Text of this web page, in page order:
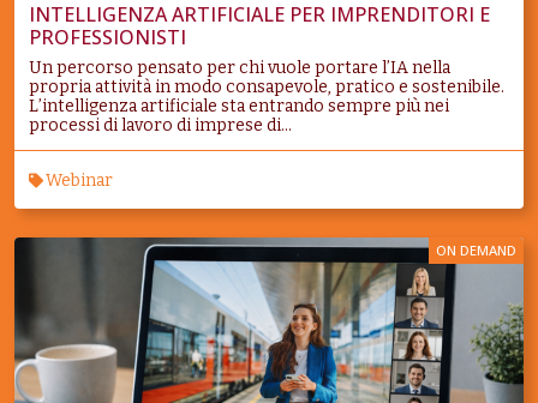
INTELLIGENZA ARTIFICIALE PER IMPRENDITORI E
PROFESSIONISTI
Un percorso pensato per chi vuole portare l’IA nella
propria attività in modo consapevole, pratico e sostenibile.
L’intelligenza artificiale sta entrando sempre più nei
processi di lavoro di imprese di...
Webinar
ON DEMAND